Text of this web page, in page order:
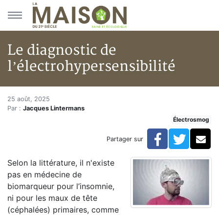
Aller au menu principal
Aller au contenu principal
Le diagnostic de
l’électrohypersensibilité
Accueil
Articles
Le diagnostic de l’électrohypersensibilité
Le diagnostic de
25 août, 2025
Par : Jacques Lintermans
Électrosmog
Partager sur Facebook
Selon la littérature, il n'existe
pas en médecine de
biomarqueur pour l’insomnie,
ni pour les maux de tête
(céphalées) primaires, comme